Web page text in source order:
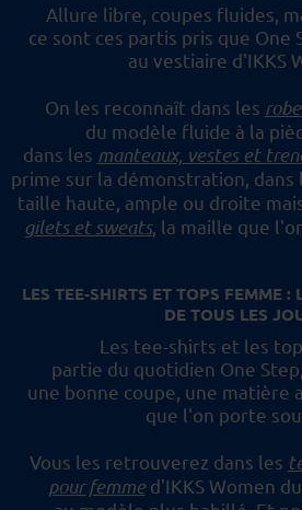
Allure libre, coupes fluides,
ce sont ces partis pris que One
au vestiaire d'IKKS
On les reconnaît dans les
du modèle fluide à la
dans les manteaux, vestes et
prime sur la démonstration, dans
taille haute, ample ou droite
gilets et sweats, la maille que
LES TEE-SHIRTS ET TOPS FEMME :
DE TOUS LES
Les tee-shirts et les
partie du quotidien One
une bonne coupe, une matière
que l'on porte
Vous les retrouverez dans les
pour femmed'IKKS Women